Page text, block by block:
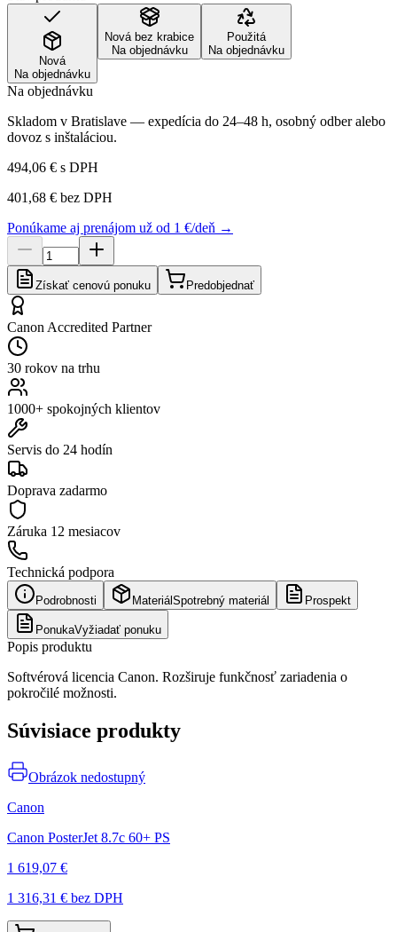
Nová
Na objednávku
Nová bez krabice
Na objednávku
Použitá
Na objednávku
Na objednávku
Skladom v Bratislave — expedícia do 24–48 h, osobný odber alebo
dovoz s inštaláciou.
494,06 € s DPH
401,68 € bez DPH
Ponúkame aj prenájom už od 1 €/deň →
Získať cenovú ponuku Predobjednať
Canon Accredited Partner
30 rokov na trhu
1000+ spokojných klientov
Servis do 24 hodín
Doprava zadarmo
Záruka 12 mesiacov
Technická podpora
Podrobnosti Materiál Spotrebný materiál Prospekt
PonukaVyžiadať ponuku
Popis produktu
Softvérová licencia Canon. Rozširuje funkčnosť zariadenia o
pokročilé možnosti.
Súvisiace produkty
Obrázok nedostupný
Canon
Canon PosterJet 8.7c 60+ PS
1 619,07 €
1 316,31 € bez DPH